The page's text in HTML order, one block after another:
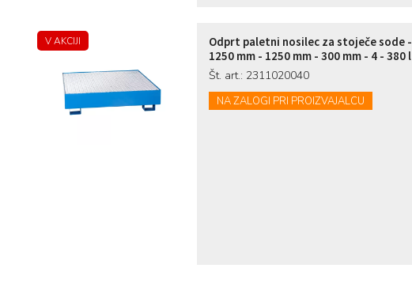
V AKCIJI
Odprt paletni nosilec za stoječe sode -
1250 mm - 1250 mm - 300 mm - 4 - 380 l
Št. art.: 2311020040
NA ZALOGI PRI PROIZVAJALCU